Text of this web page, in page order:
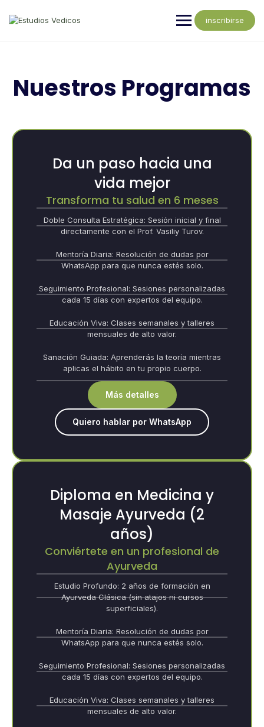
inscribirse
Nuestros Programas
Da un paso hacia una
vida mejor
Transforma tu salud en 6 meses
​Doble Consulta Estratégica: Sesión inicial y final
directamente con el Prof. Vasiliy Turov.
Mentoría Diaria: Resolución de dudas por
WhatsApp para que nunca estés solo.
Seguimiento Profesional: Sesiones personalizadas
cada 15 días con expertos del equipo.
Educación Viva: Clases semanales y talleres
mensuales de alto valor.
Sanación Guiada: Aprenderás la teoría mientras
aplicas el hábito en tu propio cuerpo.
Más detalles
Quiero hablar por WhatsApp
Diploma en Medicina y
Masaje Ayurveda (2
años)
Conviértete en un profesional de
Ayurveda
Estudio Profundo: 2 años de formación en
Ayurveda Clásica (sin atajos ni cursos
superficiales).
Mentoría Diaria: Resolución de dudas por
WhatsApp para que nunca estés solo.
Seguimiento Profesional: Sesiones personalizadas
cada 15 días con expertos del equipo.
Educación Viva: Clases semanales y talleres
mensuales de alto valor.